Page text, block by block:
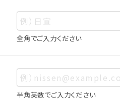
個人に関する情報であって、当
他の記述等により、お客様個人
も、他の情報と容易に照合する
全角でご入力ください
半角英数でご入力ください